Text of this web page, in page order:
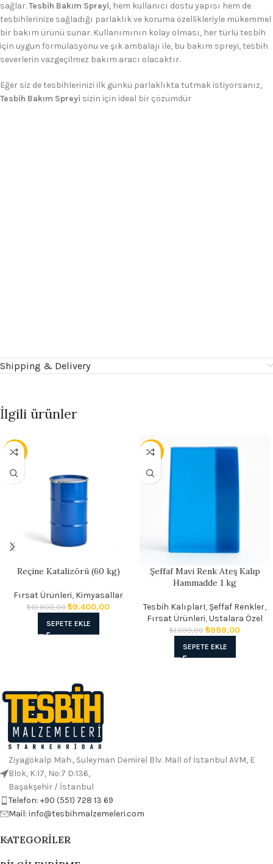
sağlar.Tesbih Bakım Spreyi, hem kullanıcı dostu yapısı hem de
tesbihlerinize sağladığı parlaklık ve koruma özellikleriyle mükemmel
bir bakım ürünü sunar. Kullanımının kolay olması, her türlü tesbih
için uygun formülasyonu ve şık ambalajı ile, bu bakım spreyi, tesbih
severlerin vazgeçilmez bakım aracı olacaktır.
Eğer siz de tesbihlerinizi ilk günkü parlaklıkta tutmak istiyorsanız,
Tesbih Bakım Spreyi sizin için ideal bir çözümdür
Shipping & Delivery
İlgili ürünler
- 13%
Reçine Katalizörü (60 kg)
Fırsat Ürünleri, Kimyasallar
₺10.800,00 ₺9.400,00
SEPETE EKLE
- 9%
Şeffaf Mavi Renk Ateş Kalıp
Hammadde 1 kg
Tesbih KalıplarI, Şeffaf Renkler,
Fırsat Ürünleri,Ustalara Özel
₺1.099,00 ₺999,00
SEPETE EKLE
Ziyagökalp Mah., Süleyman Demirel Blv. Mall of İstanbul AVM, E
Blok, K:17, No:7 D:136,
Başakşehir / İstanbul
Telefon: +90 (551) 728 13 69
Mail: info@tesbihmalzemeleri.com
KATEGORILER